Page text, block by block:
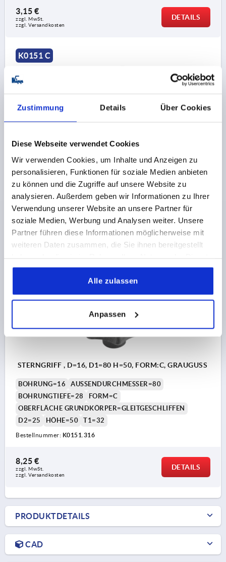
Zustimmung Details Über Cookies
Diese Webseite verwendet Cookies
Wir verwenden Cookies, um Inhalte und Anzeigen zu
personalisieren, Funktionen für soziale Medien anbieten
zu können und die Zugriffe auf unsere Website zu
analysieren. Außerdem geben wir Informationen zu Ihrer
Verwendung unserer Website an unsere Partner für
soziale Medien, Werbung und Analysen weiter. Unsere
Partner führen diese Informationen möglicherweise mit
weiteren Daten zusammen, die Sie ihnen bereitgestellt
gesammelt haben.
Alle zulassen
Anpassen
3,15 €
zzgl. MwSt.
zzgl. Versandkosten
DETAILS
K0151 C
STERNGRIFF , D=12, D1=63 H=40, FORM:C, GRAUGUSS
BOHRUNG=12
AUSSENDURCHMESSER=63
BOHRUNGTIEFE=22
FORM=C
OBERFLÄCHE GRUNDKÖRPER=GLEITGESCHLIFFEN
D2=20
HÖHE=40 T1=25
Bestellnummer:K0151.312
4,60 €
zzgl. MwSt.
DETAILS
STERNGRIFF , D=16, D1=80 H=50, FORM:C, GRAUGUSS
BOHRUNG=16
AUSSENDURCHMESSER=80
BOHRUNGTIEFE=28
FORM=C
OBERFLÄCHE GRUNDKÖRPER=GLEITGESCHLIFFEN
D2=25
HÖHE=50 T1=32
Bestellnummer: K0151.316
8,25 €
zzgl. MwSt.
zzgl. Versandkosten
DETAILS
PRODUKTDETAILS
CAD